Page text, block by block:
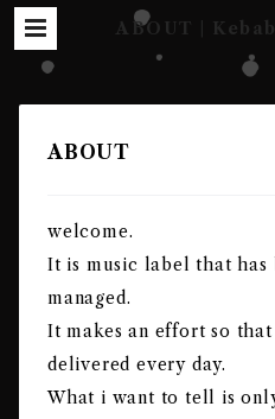
ABOUT |
ABOUT
welcome.
It is music label that has
managed.
It makes an effort so
delivered every day.
What i want to tell is